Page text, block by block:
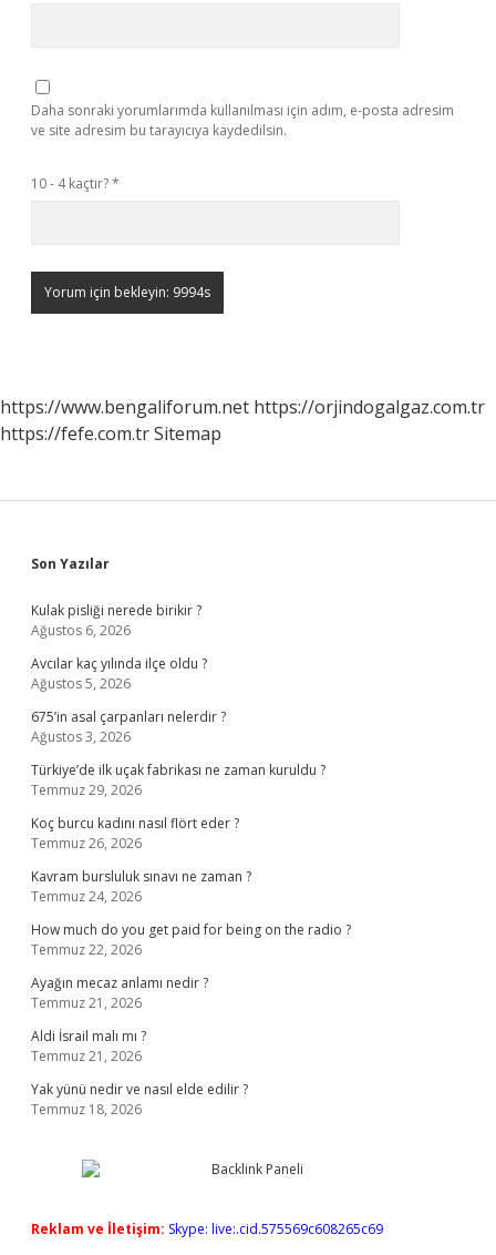
Daha sonraki yorumlarımda kullanılması için adım, e-posta adresim
ve site adresim bu tarayıcıya kaydedilsin.
10 - 4 kaçtır?*
https://www.bengaliforum.net https://orjindogalgaz.com.tr
https://fefe.com.trSitemap
Sidebar
Son Yazılar
Kulak pisliği nerede birikir ?
Ağustos 6, 2026
Avcılar kaç yılında ilçe oldu ?
Ağustos 5, 2026
675’in asal çarpanları nelerdir ?
Ağustos 3, 2026
Türkiye’de ilk uçak fabrikası ne zaman kuruldu ?
Temmuz 29, 2026
Koç burcu kadını nasıl flört eder ?
Temmuz 26, 2026
Kavram bursluluk sınavı ne zaman ?
Temmuz 24, 2026
How much do you get paid for being on the radio ?
Temmuz 22, 2026
Ayağın mecaz anlamı nedir ?
Temmuz 21, 2026
Aldi İsrail malı mı ?
Temmuz 21, 2026
Yak yünü nedir ve nasıl elde edilir ?
Temmuz 18, 2026
Reklam ve İletişim: Skype: live:.cid.575569c608265c69